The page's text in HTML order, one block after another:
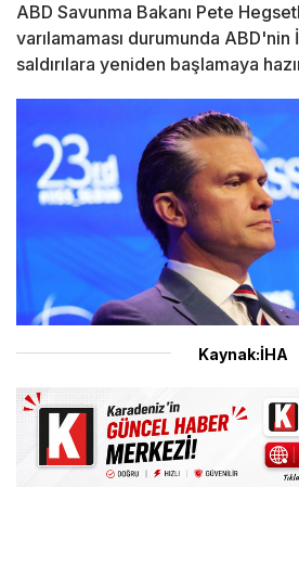
ABD Savunma Bakanı Pete
varılamaması durumunda
saldırılara yeniden başlamaya
Kaynak:İHA